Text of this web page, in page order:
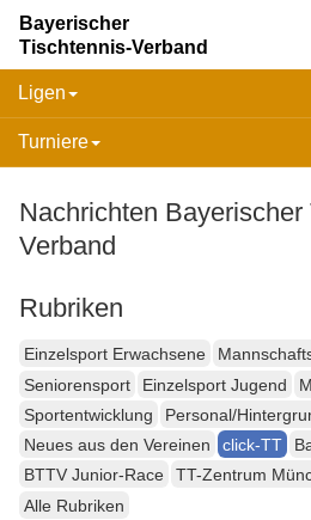
Bayerischer
Tischtennis-Verband
Ligen
Turniere
Nachrichten Bayerischer
Verband
Rubriken
Einzelsport Erwachsene
Seniorensport
Einzelsport Jugend
Sportentwicklung
Personal/
Neues aus den Vereinen
click-TT
BTTV Junior-Race
TT-Zentrum
Alle Rubriken